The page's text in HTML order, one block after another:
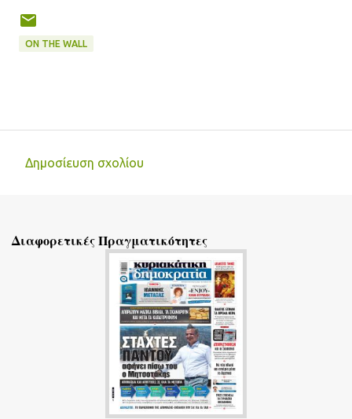
ON THE WALL
λ
Δημοσίευση σχολίου
Διαφορετικές Πραγματικότητες